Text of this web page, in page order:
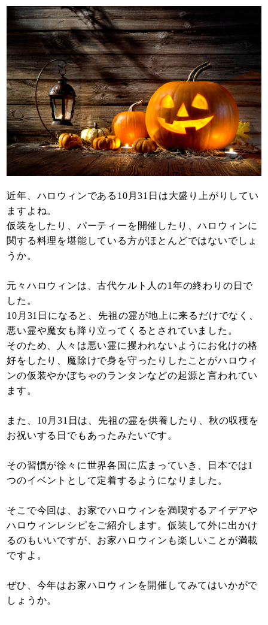
近年、ハロウィンである10月31日は大盛り上がりしてい
ますよね。
仮装をしたり、パーティーを開催したり、ハロウィンに
関する料理を堪能している方がほとんどではないでしょ
うか。
元々ハロウィンは、古代ケルト人の1年の終わりの日で
した。
10月31日になると、先祖の霊が地上に来るだけでなく、
悪い霊や魔女も降り立ってくるとされていました。
そのため、人々は悪い霊に攫われないようにお化けの格
好をしたり、魔除けで身を守ったりしたことがハロウィ
ンの仮装やかぼちゃのランタンなどの起源と言われてい
ます。
また、10月31日は、先祖の霊を供養したり、秋の収穫を
お祝いする日でもあったみたいです。
その習慣が徐々に世界各国に広まっていき、日本では1
つのイベントとして定着するようになりました。
そこで今回は、お家でハロウィンを満喫するアイデアや
ハロウィンレシピをご紹介します。仮装して外に出かけ
るのもいいですが、お家ハロウィンも楽しいことが満載
ですよ。
ぜひ、今年はお家ハロウィンを開催してみてはいかがで
しょうか。